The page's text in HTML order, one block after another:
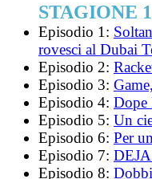
STAGIONE 1
Episodio 1:
rovesci al Dubai
Episodio 2:
Episodio 3:
Episodio 4: Dope
Episodio 5: Un
Episodio 6: Per
Episodio 7:
Episodio 8: